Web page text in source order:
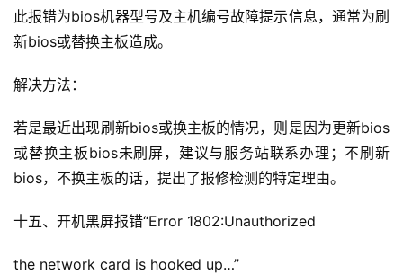
此报错为bios机器型号及主机编号故障提示信息，通常为刷
新bios或替换主板造成。
解决方法：
若是最近出现刷新bios或换主板的情况，则是因为更新bios
或替换主板bios未刷屏，建议与服务站联系办理； 不刷新
bios，不换主板的话，提出了报修检测的特定理由。
十五、开机黑屏报错“Error 1802:Unauthorized
the network card is hooked up…”